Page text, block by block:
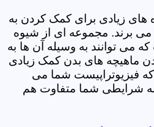
های زیادی برای کمک کردن به
برند. مجموعه ای از شیوه
می توانند به وسیله آن ها به
ماهیچه های بدن کمک زیادی
که فیزیوتراپیست شما می
به شرایطی شما متفاوت هم